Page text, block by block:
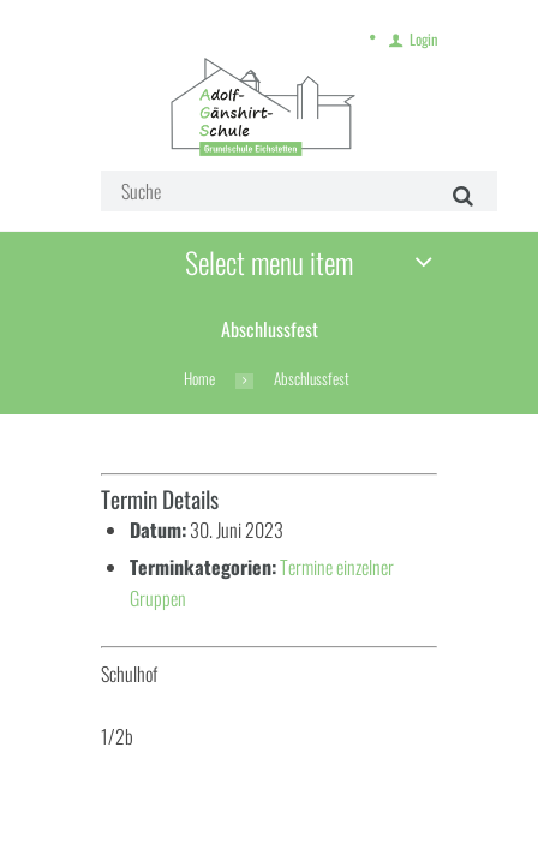
Login
Select menu item
Abschlussfest
Home Abschlussfest
Termin Details
Datum:30. Juni 2023
Terminkategorien:Termine einzelner
Gruppen
Schulhof
1/2b